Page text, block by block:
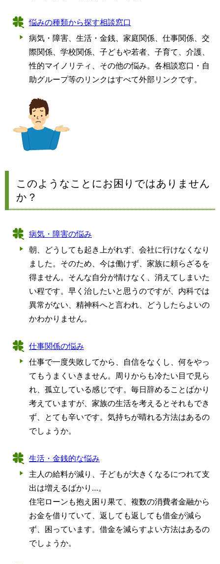
悩みの種類から探す相談窓口
病気・障害、生活・金銭、家庭関係、仕事関係、交
際関係、学校関係、子どもや若者、子育て、介護、
性的マイノリティ、その他の悩み。各相談窓口・自
助グループ等のリンクはすべて外部リンクです。
このようなことにお困りではありません
か？
病気・障害の悩み
朝、どうしても起き上がれず、会社に行けなくなり
ました。そのため、今は働けず、家族に頼らざるを
得ません。そんな自分が情けなく、消えてしまいた
い程です。早く治したいと思うのですが、内科では
異常がない、精神科へと言われ、どうしたらよいの
かわかりません。
仕事関係の悩み
仕事で一度失敗してから、自信をなくし、何をやっ
てもうまくいきません。周りからも冷たい目で見ら
れ、孤立している感じです。毎日辞めることばかり
考えていますが、家族の生活を考えるとそれもでき
ず、とても辛いです。気持ちが晴れる方法はあるの
でしょうか。
生活・金銭的な悩み
主人の給料が減り、子どもが大きくなるにつれて支
出は増えるばかり…。
住宅ローンも抱え困り果て、複数の消費者金融から
お金を借りていて、返しても返しても借金が減ら
ず、困っています。借金を減らすよい方法はあるの
でしょうか。